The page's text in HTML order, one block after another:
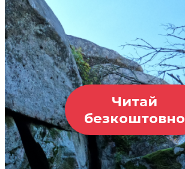
Читай
безкоштовно